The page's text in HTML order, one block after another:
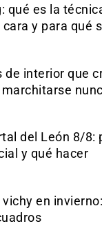
qué es la
y para qué
de interior que
del León 8/8:
y qué hacer
en